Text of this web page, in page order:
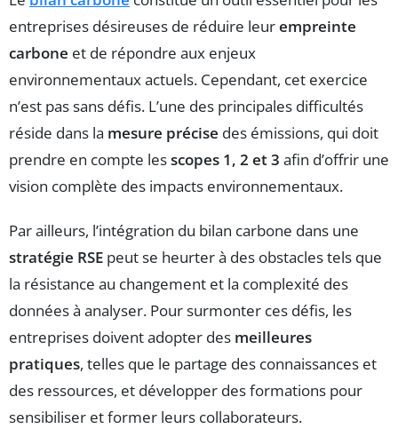
entreprises désireuses de réduire leurempreinte
carbone et de répondre aux enjeux
environnementaux actuels. Cependant, cet exercice
n’est pas sans défis. L’une des principales difficultés
réside dans la mesure précise des émissions, qui doit
prendre en compte lesscopes 1, 2 et 3 afin d’offrir une
vision complète des impacts environnementaux.
Par ailleurs, l’intégration du bilan carbone dans une
stratégie RSE peut se heurter à des obstacles tels que
la résistance au changement et la complexité des
données à analyser. Pour surmonter ces défis, les
entreprises doivent adopter des meilleures
pratiques, telles que le partage des connaissances et
des ressources, et développer des formations pour
sensibiliser et former leurs collaborateurs.